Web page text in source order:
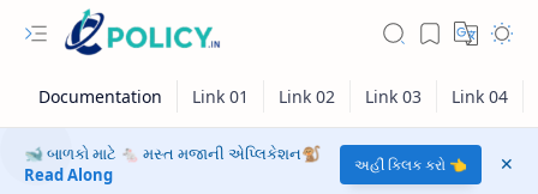
🐋 બાળકો માટે 🐁 મસ્ત મજાની એપ્લિકેશન🐒
Read Along
અહીં ક્લિક કરો 👈